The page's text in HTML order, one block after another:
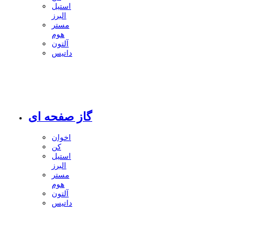
استیل
البرز
مستر
هوم
آلتون
داتیس
گاز صفحه ای
اخوان
کن
استیل
البرز
مستر
هوم
آلتون
داتیس